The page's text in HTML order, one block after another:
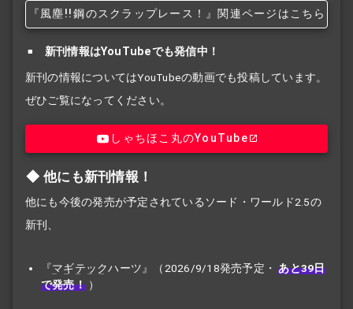
『風塵!! 鋼のスクラップレース！』関連ページはこちら
新刊情報はYouTubeでも発信中！
新刊の情報についてはYouTubeの動画でも投稿しています。
ぜひご覧になってください。
しゃちほこ丸のYouTube
他にも新刊情報！
他にも今後の発売が予定されているソード・ワールド2.5の
新刊、
『マギテックハーツ』（2026/9/18発売予定・ あと39日
で発売！ ）